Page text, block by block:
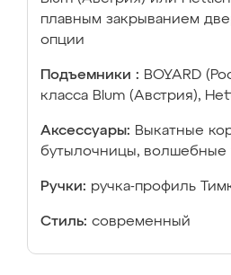
плавным закрыванием
опции
Подъемники : BOYARD
класса Blum (Австрия),
Аксессуары: Выкатные
бутылочницы, волшебные
Ручки: ручка-профиль
Стиль: современный